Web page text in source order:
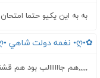
به به این یکیو حتما
✿•ღ• نغمه دولت شاهي •ღ•✿
,,,,,هم جاااااالب بود هم